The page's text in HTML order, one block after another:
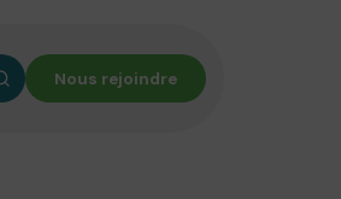
Nous rejoindre